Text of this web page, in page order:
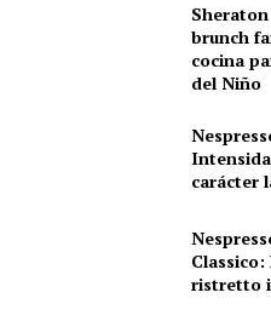
brunch
cocina
del Niño
carácter
Classico:
ristretto